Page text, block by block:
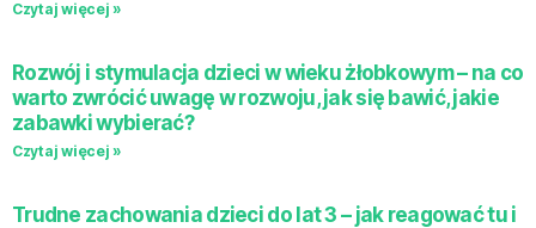
Czytaj więcej »
Rozwój i stymulacja dzieci w wieku żłobkowym – na co
warto zwrócić uwagę w rozwoju, jak się bawić, jakie
zabawki wybierać?
Czytaj więcej »
Trudne zachowania dzieci do lat 3 – jak reagować tu i